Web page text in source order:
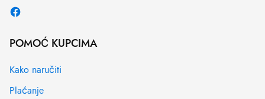
POMOĆ KUPCIMA
Kako naručiti
Plaćanje